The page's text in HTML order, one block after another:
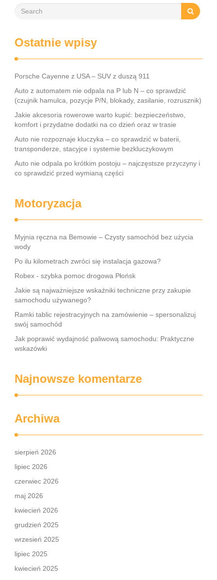
Ostatnie wpisy
Porsche Cayenne z USA – SUV z duszą 911
Auto z automatem nie odpala na P lub N – co sprawdzić
(czujnik hamulca, pozycje P/N, blokady, zasilanie, rozrusznik)
Jakie akcesoria rowerowe warto kupić: bezpieczeństwo,
komfort i przydatne dodatki na co dzień oraz w trasie
Auto nie rozpoznaje kluczyka – co sprawdzić w baterii,
transponderze, stacyjce i systemie bezkluczykowym
Auto nie odpala po krótkim postoju – najczęstsze przyczyny i
co sprawdzić przed wymianą części
Motoryzacja
Myjnia ręczna na Bemowie – Czysty samochód bez użycia
wody
Po ilu kilometrach zwróci się instalacja gazowa?
Robex - szybka pomoc drogowa Płońsk
Jakie są najważniejsze wskaźniki techniczne przy zakupie
samochodu używanego?
Ramki tablic rejestracyjnych na zamówienie – spersonalizuj
swój samochód
Jak poprawić wydajność paliwową samochodu: Praktyczne
wskazówki
Najnowsze komentarze
Archiwa
sierpień 2026
lipiec 2026
czerwiec 2026
maj 2026
kwiecień 2026
grudzień 2025
wrzesień 2025
lipiec 2025
kwiecień 2025